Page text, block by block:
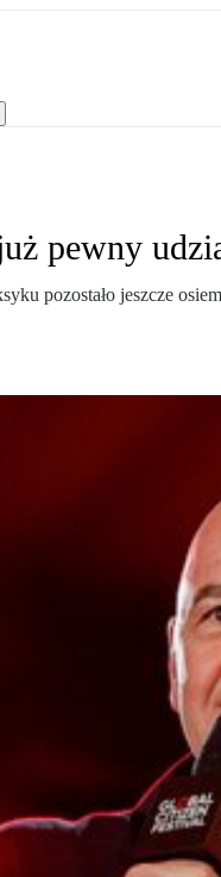
pewny
pozostało jeszcze